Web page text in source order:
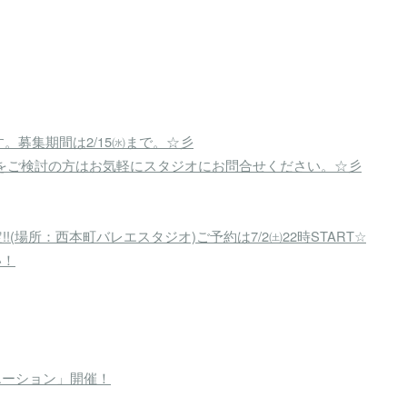
。募集期間は2/15㈬まで。☆彡
ご検討の方はお気軽にスタジオにお問合せください。☆彡
場所：西本町バレエスタジオ)ご予約は7/2㈯22時START☆
ション」開催！